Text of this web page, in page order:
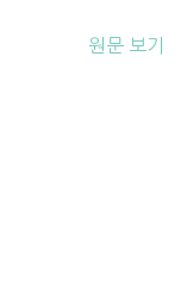
원문 보기